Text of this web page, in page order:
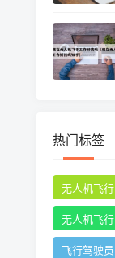
热门标签
无人机飞行
时收起襟翼
无人机飞行
申报
飞行驾驶员